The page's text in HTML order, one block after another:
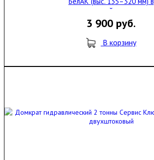
кейсе
3 900 руб.
В корзину